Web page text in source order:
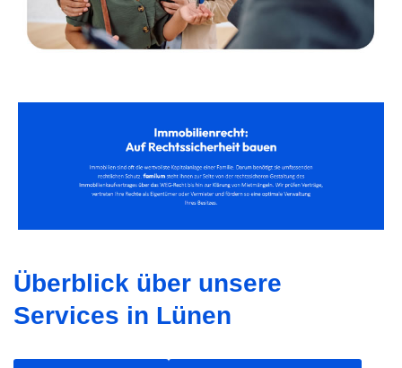
Überblick über unsere
Services in Lünen